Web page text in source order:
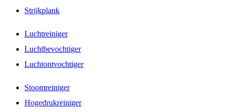
Strijkplank
Luchtreiniger
Luchtbevochtiger
Luchtontvochtiger
Stoomreiniger
Hogedrukreiniger